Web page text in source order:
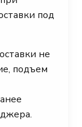
под
не
подъем